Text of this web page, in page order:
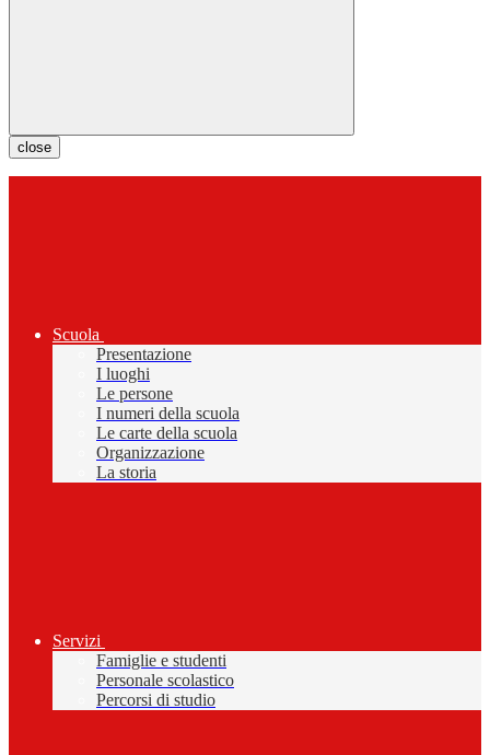
close
Scuola
Presentazione
I luoghi
Le persone
I numeri della scuola
Le carte della scuola
Organizzazione
La storia
Servizi
Famiglie e studenti
Personale scolastico
Percorsi di studio